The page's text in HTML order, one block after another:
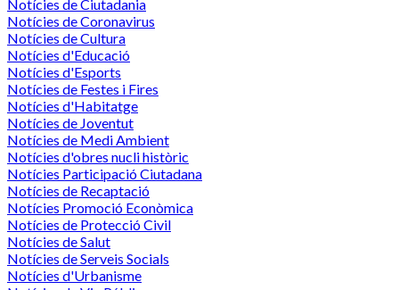
Notícies de Ciutadania
Notícies de Coronavirus
Notícies de Cultura
Notícies d'Educació
Notícies d'Esports
Notícies de Festes i Fires
Notícies d'Habitatge
Notícies de Joventut
Notícies de Medi Ambient
Notícies d'obres nucli històric
Notícies Participació Ciutadana
Notícies de Recaptació
Notícies Promoció Econòmica
Notícies de Protecció Civil
Notícies de Salut
Notícies de Serveis Socials
Notícies d'Urbanisme